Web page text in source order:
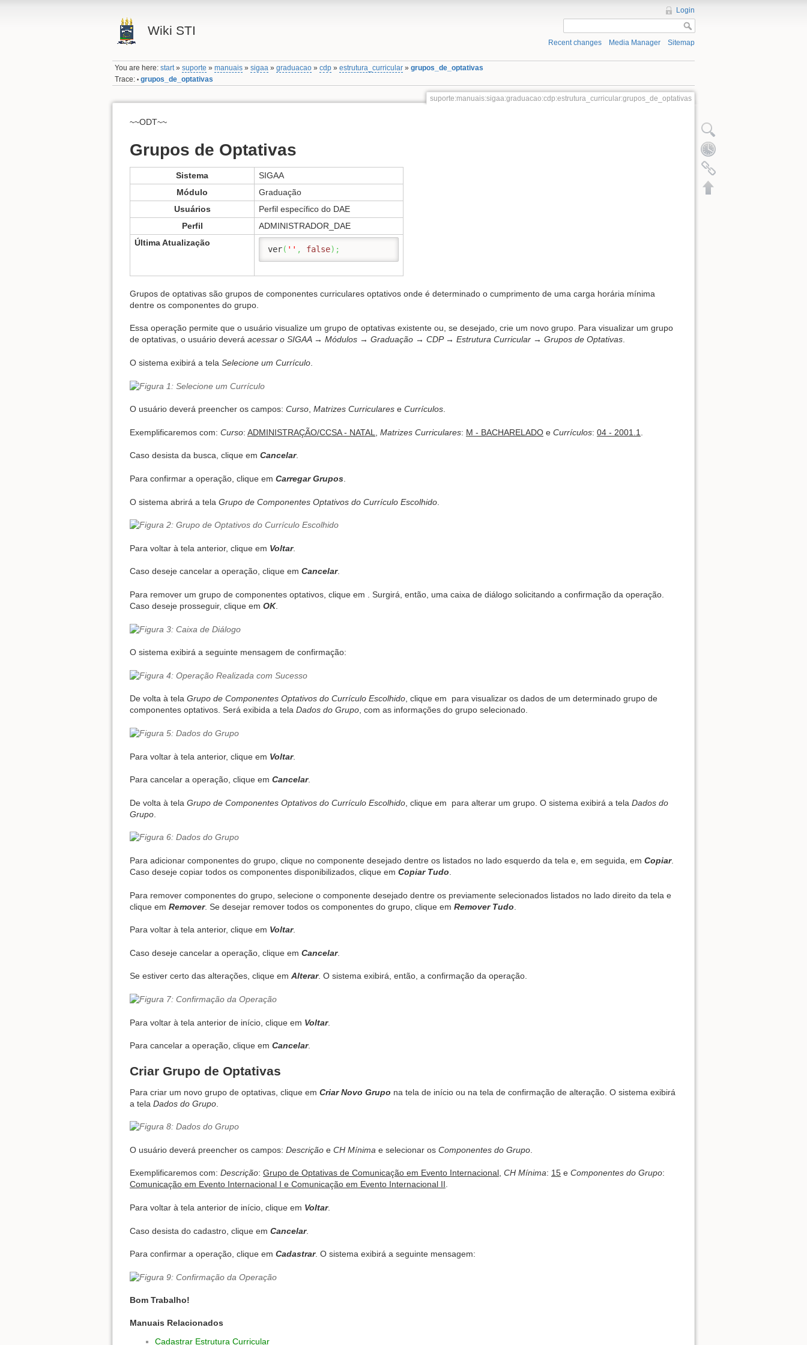
Wiki STI
Login
Recent changes Media Manager Sitemap
You are here:start »suporte »manuais »sigaa »graduacao »cdp »estrutura_curricular »grupos_de_optativas
Trace: • grupos_de_optativas
suporte:manuais:sigaa:graduacao:cdp:estrutura_curricular:grupos_de_optativas
~~ODT~~
Grupos de Optativas
Sistema
SIGAA
Módulo
Graduação
Usuários
Perfil específico do DAE
Perfil
ADMINISTRADOR_DAE
Última Atualização
ver( '' , false) ;
Grupos de optativas são grupos de componentes curriculares optativos onde é determinado o cumprimento de uma carga horária mínima
dentre os componentes do grupo.
Essa operação permite que o usuário visualize um grupo de optativas existente ou, se desejado, crie um novo grupo. Para visualizar um grupo
de optativas, o usuário deverá acessar o SIGAA → Módulos → Graduação → CDP → Estrutura Curricular → Grupos de Optativas.
O sistema exibirá a tela Selecione um Currículo
O usuário deverá preencher os campos: Curso, Matrizes Curriculares e Currículos.
Exemplificaremos com: Curso: ADMINISTRAÇÃO/CCSA - NATAL Matrizes Curriculares: M - BACHARELADO e Currículos: 04 - 2001.1
Caso desista da busca, clique em Cancelar.
Para confirmar a operação, clique em Carregar Grupos
O sistema abrirá a tela Grupo de Componentes Optativos do Currículo Escolhido
Para voltar à tela anterior, clique em Voltar.
Caso deseje cancelar a operação, clique em Cancelar.
Para remover um grupo de componentes optativos, clique em
. Surgirá, então, uma caixa de diálogo solicitando a confirmação da operação.
Caso deseje prosseguir, clique em OK.
O sistema exibirá a seguinte mensagem de confirmação:
De volta à tela Grupo de Componentes Optativos do Currículo Escolhido, clique em
para visualizar os dados de um determinado grupo de
componentes optativos. Será exibida a tela Dados do Grupo, com as informações do grupo selecionado.
Para voltar à tela anterior, clique em Voltar.
Para cancelar a operação, clique em Cancelar.
De volta à tela Grupo de Componentes Optativos do Currículo Escolhido , clique em para alterar um grupo. O sistema exibirá a tela Dados do
Grupo
Para adicionar componentes do grupo, clique no componente desejado dentre os listados no lado esquerdo da tela e, em seguida, em Copiar.
Caso deseje copiar todos os componentes disponibilizados, clique em Copiar Tudo
Para remover componentes do grupo, selecione o componente desejado dentre os previamente selecionados listados no lado direito da tela e
clique em Remover. Se desejar remover todos os componentes do grupo, clique em Remover Tudo
Para voltar à tela anterior, clique em Voltar.
Caso deseje cancelar a operação, clique em Cancelar.
Se estiver certo das alterações, clique em Alterar. O sistema exibirá, então, a confirmação da operação.
Para voltar à tela anterior de início, clique em Voltar.
Para cancelar a operação, clique em Cancelar.
Criar Grupo de Optativas
Para criar um novo grupo de optativas, clique em Criar Novo Grupo na tela de início ou na tela de confirmação de alteração. O sistema exibirá
a tela Dados do Grupo
O usuário deverá preencher os campos: Descrição e CH Mínima e selecionar os Componentes do Grupo
Exemplificaremos com: Descrição: Grupo de Optativas de Comunicação em Evento Internacional, CH Mínima: 15 e Componentes do Grupo:
Comunicação em Evento Internacional I e Comunicação em Evento Internacional II.
Para voltar à tela anterior de início, clique em Voltar.
Caso desista do cadastro, clique em Cancelar.
Para confirmar a operação, clique em Cadastrar. O sistema exibirá a seguinte mensagem:
Bom Trabalho!
Manuais Relacionados
Cadastrar Estrutura Curricular